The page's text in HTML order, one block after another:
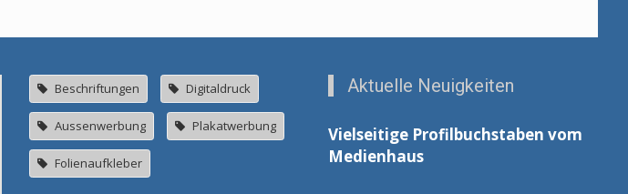
Beschriftungen Digitaldruck
Aussenwerbung Plakatwerbung
Folienaufkleber
Aktuelle Neuigkeiten
Vielseitige Profilbuchstaben vom
Medienhaus